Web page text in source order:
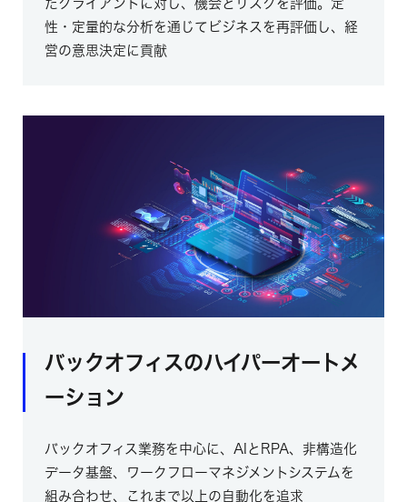
たクライアントに対し、機会とリスクを評価。定
性・定量的な分析を通じてビジネスを再評価し、経
営の意思決定に貢献
バックオフィスのハイパーオートメ
ーション
バックオフィス業務を中心に、AIとRPA、非構造化
データ基盤、ワークフローマネジメントシステムを
組み合わせ、これまで以上の自動化を追求